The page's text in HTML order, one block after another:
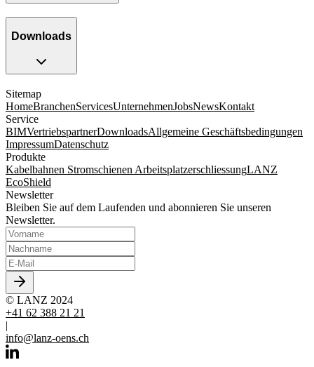
Downloads
Sitemap
HomeBranchenServicesUnternehmenJobsNewsKontakt
Service
BIMVertriebspartnerDownloadsAllgemeine Geschäftsbedingungen
ImpressumDatenschutz
Produkte
Kabelbahnen Stromschienen ArbeitsplatzerschliessungLANZ
EcoShield
Newsletter
Bleiben Sie auf dem Laufenden und abonnieren Sie unseren
Newsletter.
© LANZ 2024
+41 62 388 21 21
|
info@lanz-oens.ch